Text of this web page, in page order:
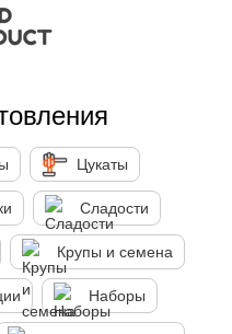
Цукаты
Сладости
Крупы и семена
Наборы